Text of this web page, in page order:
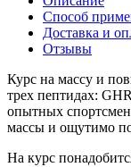
Способ
Доставка и
Отзывы
Курс на массу и
трех пептидах:
опытных
массы и ощутимо
На курс